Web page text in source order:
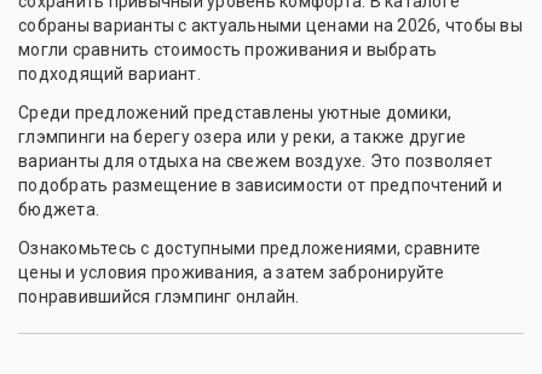
собраны варианты с актуальными ценами на 2026, чтобы вы
могли сравнить стоимость проживания и выбрать
подходящий вариант.
Среди предложений представлены уютные домики,
глэмпинги на берегу озера или у реки, а также другие
варианты для отдыха на свежем воздухе. Это позволяет
подобрать размещение в зависимости от предпочтений и
бюджета.
Ознакомьтесь с доступными предложениями, сравните
цены и условия проживания, а затем забронируйте
понравившийся глэмпинг онлайн.